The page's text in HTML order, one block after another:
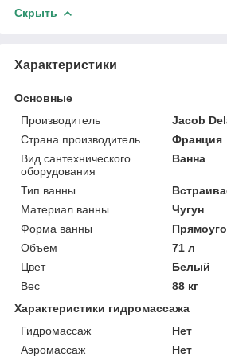
Скрыть
Характеристики
Основные
Производитель
Jacob
Страна производитель
Франция
Вид сантехнического
оборудования
Ванна
Тип ванны
Материал ванны
Чугун
Форма ванны
Объем
71 л
Цвет
Белый
Вес
88 кг
Характеристики гидромассажа
Гидромассаж
Нет
Аэромассаж
Нет